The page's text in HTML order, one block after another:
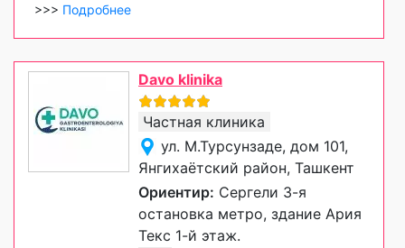
>>> Подробнее
Davo klinika
Частная клиника
ул. М.Турсунзаде, дом 101,
Янгихаётский район, Ташкент
Ориентир: Сергели 3-я
остановка метро, здание Ария
Текс 1-й этаж.